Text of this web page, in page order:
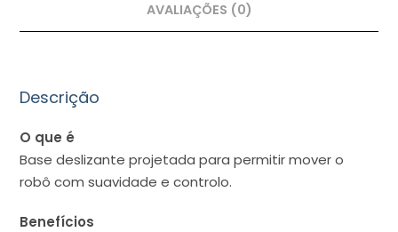
AVALIAÇÕES (0)
Descrição
O que é
Base deslizante projetada para permitir mover o
robô com suavidade e controlo.
Benefícios